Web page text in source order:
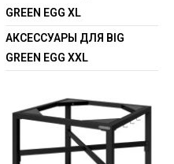
GREEN EGG XL
АКСЕССУАРЫ ДЛЯ BIG
GREEN EGG XXL